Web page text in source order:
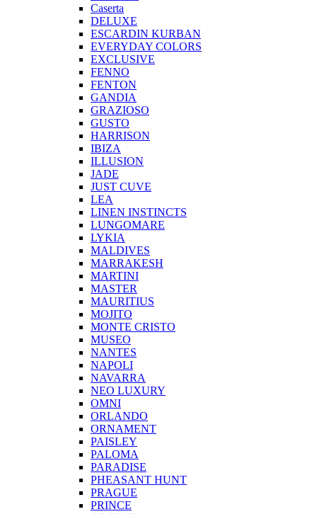
Caserta
DELUXE
ESCARDIN KURBAN
EVERYDAY COLORS
EXCLUSIVE
FENNO
FENTON
GANDIA
GRAZIOSO
GUSTO
HARRISON
IBIZA
ILLUSION
JADE
JUST CUVE
LEA
LINEN INSTINCTS
LUNGOMARE
LYKIA
MALDIVES
MARRAKESH
MARTINI
MASTER
MAURITIUS
MOJITO
MONTE CRISTO
MUSEO
NANTES
NAPOLI
NAVARRA
NEO LUXURY
OMNI
ORLANDO
ORNAMENT
PAISLEY
PALOMA
PARADISE
PHEASANT HUNT
PRAGUE
PRINCE